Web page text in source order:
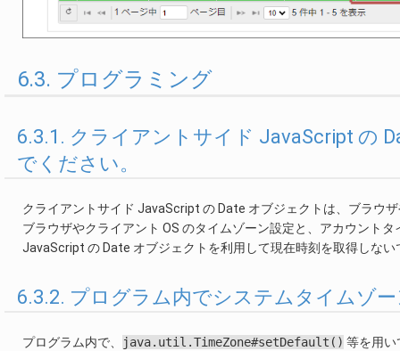
6.3. プログラミング
6.3.1. クライアントサイド JavaScript の
でください。
クライアントサイド JavaScript の Date オブジェクトは、ブラウ
ブラウザやクライアント OS のタイムゾーン設定と、アカウント
JavaScript の Date オブジェクトを利用して現在時刻を取得しない
6.3.2. プログラム内でシステムタイムゾ
プログラム内で、 java.util.TimeZone#setDefault() 等を用い